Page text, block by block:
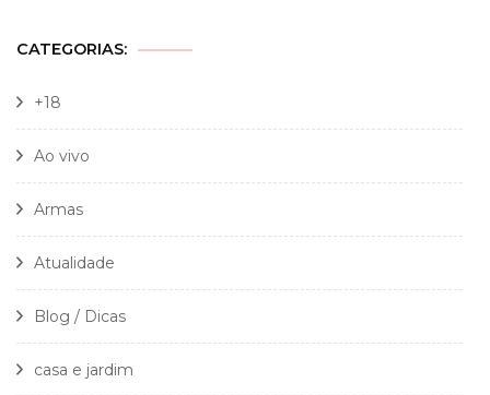
CATEGORIAS:
+18
Ao vivo
Armas
Atualidade
Blog / Dicas
casa e jardim